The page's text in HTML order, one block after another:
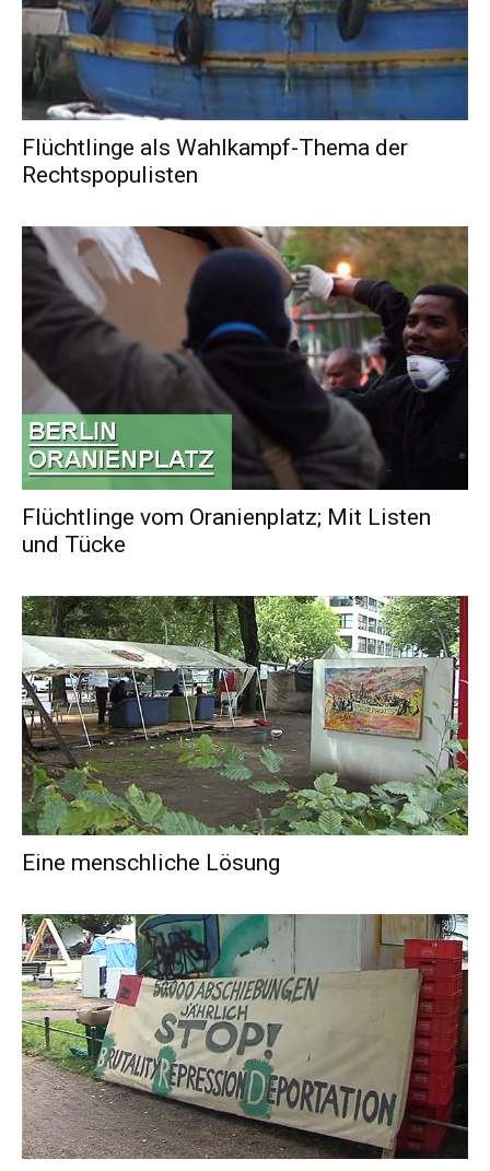
Flüchtlinge als Wahlkampf-Thema der
Rechtspopulisten
Flüchtlinge vom Oranienplatz; Mit Listen
und Tücke
Eine menschliche Lösung